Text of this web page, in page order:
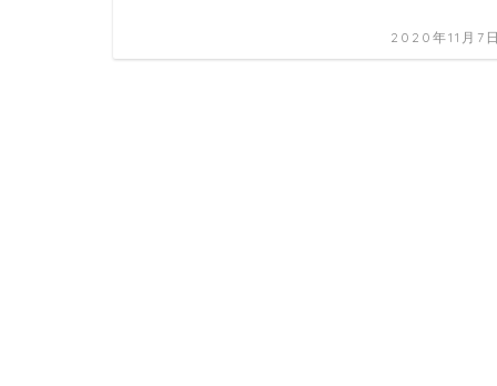
2020年11月7